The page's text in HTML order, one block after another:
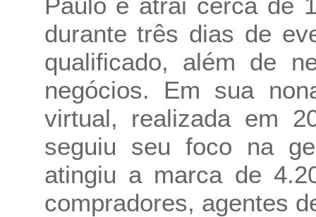
durante três dias de
qualificado, além de
negócios. Em sua
virtual, realizada em
seguiu seu foco na
atingiu a marca de
compradores, agentes